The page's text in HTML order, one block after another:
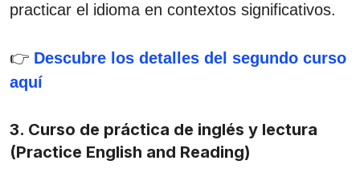
practicar el idioma en contextos significativos.
👉 Descubre los detalles del segundo curso
aquí
3. Curso de práctica de inglés y lectura
(Practice English and Reading)